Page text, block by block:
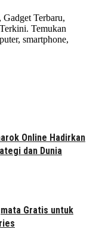
Terbaru,
Temukan
smartphone,
Online Hadirkan
dan Dunia
Gratis untuk